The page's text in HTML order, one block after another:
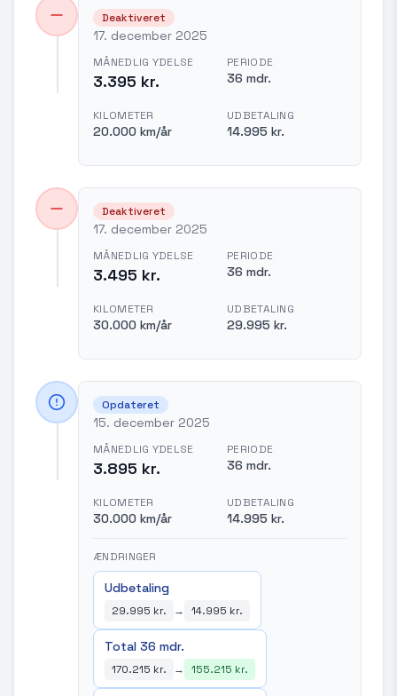
Deaktiveret
17. december 2025
MÅNEDLIG YDELSE
3.395 kr.
PERIODE
36 mdr.
KILOMETER
20.000 km/år
UDBETALING
14.995 kr.
Deaktiveret
17. december 2025
MÅNEDLIG YDELSE
3.495 kr.
PERIODE
36 mdr.
KILOMETER
30.000 km/år
UDBETALING
29.995 kr.
Opdateret
15. december 2025
MÅNEDLIG YDELSE
3.895 kr.
PERIODE
36 mdr.
KILOMETER
30.000 km/år
UDBETALING
14.995 kr.
ÆNDRINGER
Udbetaling
29.995 kr. → 14.995 kr.
Total 36 mdr.
170.215 kr. → 155.215 kr.